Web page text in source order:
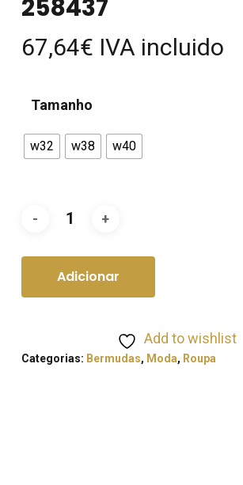
258437
67,64€ IVA incluido
Tamanho
w32 w38 w40
Adicionar
Add to wishlist
Categorias: Bermudas, Moda, Roupa